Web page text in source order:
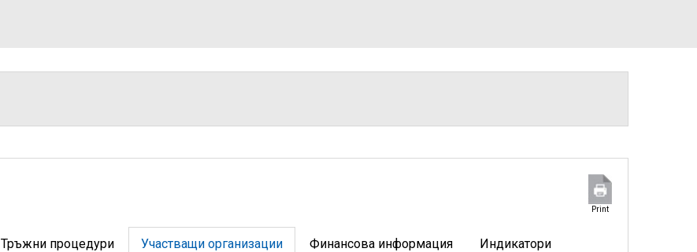
Print
Тръжни процедури Участващи организации Финансова информация Индикатори